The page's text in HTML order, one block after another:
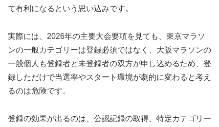
て有利になるという思い込みです。
実際には、2026年の主要大会要項を見ても、東京マラソ
ンの一般カテゴリーは登録必須ではなく、大阪マラソンの
一般個人も登録者と未登録者の双方が申し込めるため、登
録しただけで当選率やスタート環境が劇的に変わると考え
るのは危険です。
登録の効果が出るのは、公認記録の取得、特定カテゴリー